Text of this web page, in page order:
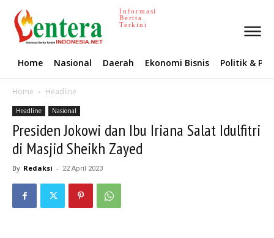
Informasi
Berita
Terkini
Home Nasional Daerah Ekonomi Bisnis Politik &
Home Headline
Headline Nasional
Presiden Jokowi dan Ibu Iriana Salat Idulfitri
di Masjid Sheikh Zayed
By Redaksi - 22 April 2023